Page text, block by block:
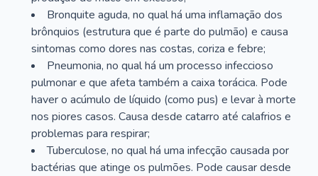
Bronquite aguda, no qual há uma inflamação dos
brônquios (estrutura que é parte do pulmão) e causa
sintomas como dores nas costas, coriza e febre;
Pneumonia, no qual há um processo infeccioso
pulmonar e que afeta também a caixa torácica. Pode
haver o acúmulo de líquido (como pus) e levar à morte
nos piores casos. Causa desde catarro até calafrios e
problemas para respirar;
Tuberculose, no qual há uma infecção causada por
bactérias que atinge os pulmões. Pode causar desde